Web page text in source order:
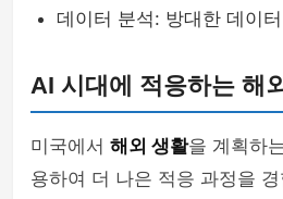
데이터 분석: 방대한 데이
AI 시대에 적응하는 해
미국에서 해외 생활을 계획하
용하여 더 나은 적응 과정을